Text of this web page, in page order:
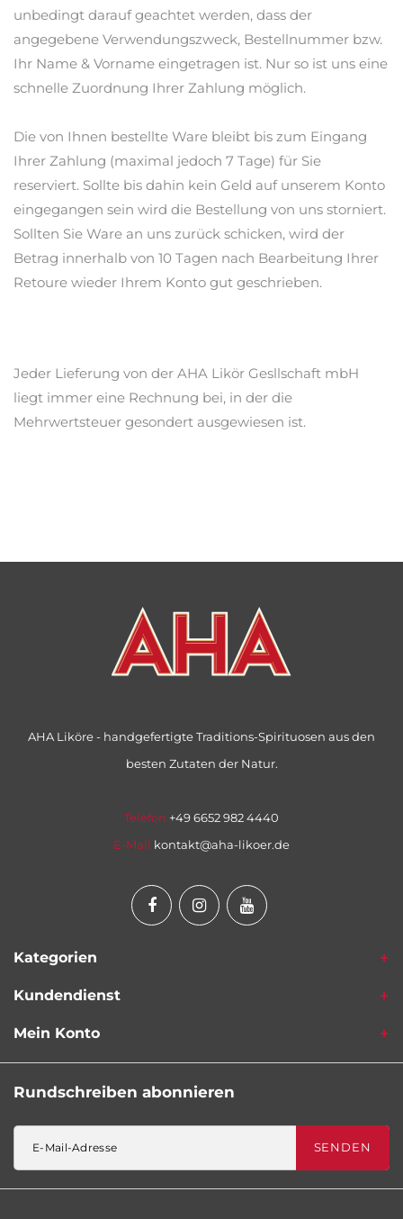
unbedingt darauf geachtet werden, dass der
angegebene Verwendungszweck, Bestellnummer bzw.
Ihr Name & Vorname eingetragen ist. Nur so ist uns eine
schnelle Zuordnung Ihrer Zahlung möglich.
Die von Ihnen bestellte Ware bleibt bis zum Eingang
Ihrer Zahlung (maximal jedoch 7 Tage) für Sie
reserviert. Sollte bis dahin kein Geld auf unserem Konto
eingegangen sein wird die Bestellung von uns storniert.
Sollten Sie Ware an uns zurück schicken, wird der
Betrag innerhalb von 10 Tagen nach Bearbeitung Ihrer
Retoure wieder Ihrem Konto gut geschrieben.
Jeder Lieferung von der AHA Likör Gesllschaft mbH
liegt immer eine Rechnung bei, in der die
Mehrwertsteuer gesondert ausgewiesen ist.
AHA Liköre - handgefertigte Traditions-Spirituosen aus den
besten Zutaten der Natur.
Telefon +49 6652 982 4440
E-Mail kontakt@aha-likoer.de
Kategorien
Kundendienst
Mein Konto
Rundschreiben abonnieren
SENDEN